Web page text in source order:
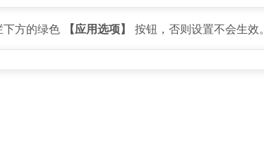
下方的绿色 【应用选项】 按钮，否则设置不会生效。